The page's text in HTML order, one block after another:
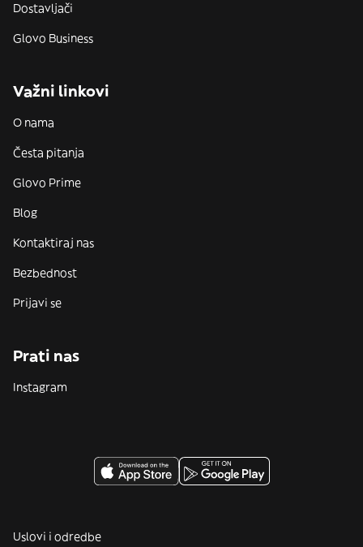
Dostavljači
Glovo Business
Važni linkovi
O nama
Česta pitanja
Glovo Prime
Blog
Kontaktiraj nas
Bezbednost
Prijavi se
Prati nas
Instagram
Uslovi i odredbe